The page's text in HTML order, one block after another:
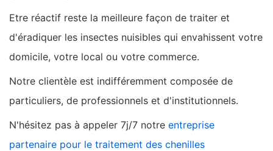
Etre réactif reste la meilleure façon de traiter et
d'éradiquer les insectes nuisibles qui envahissent votre
domicile, votre local ou votre commerce.
Notre clientèle est indifféremment composée de
particuliers, de professionnels et d'institutionnels.
N'hésitez pas à appeler 7j/7 notre entreprise
partenaire pour le traitement des chenilles